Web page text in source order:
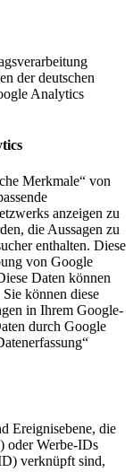
der deutschen
Analytics
Merkmale“ von
anzeigen zu
die Aussagen zu
enthalten. Diese
von Google
Daten können
können diese
in Ihrem Google-
durch Google
Ereignisebene, die
oder Werbe-IDs
verknüpft sind,